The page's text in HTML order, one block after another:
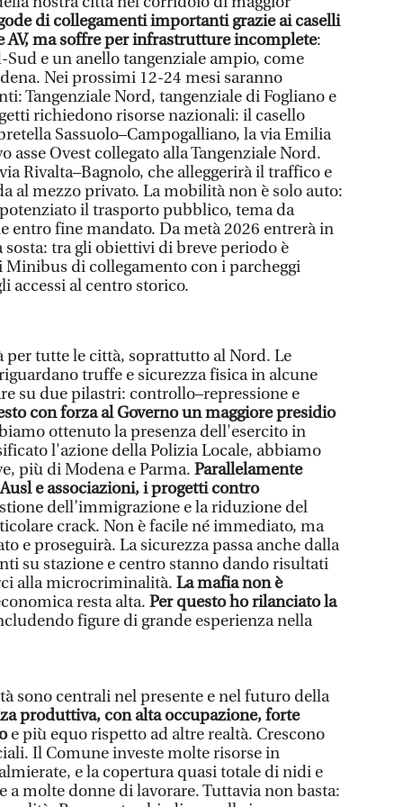
di collegamenti importanti grazie ai caselli
AV, ma soffre per infrastrutture incomplete:
e un anello tangenziale ampio, come
Nei prossimi 12-24 mesi saranno
Tangenziale Nord, tangenziale di Fogliano e
richiedono risorse nazionali: il casello
Sassuolo–Campogalliano, la via Emilia
asse Ovest collegato alla Tangenziale Nord.
Rivalta–Bagnolo, che alleggerirà il traffico e
al mezzo privato. La mobilità non è solo auto:
il trasporto pubblico, tema da
entro fine mandato. Da metà 2026 entrerà in
tra gli obiettivi di breve periodo è
di collegamento con i parcheggi
accessi al centro storico.
per tutte le città, soprattutto al Nord. Le
truffe e sicurezza fisica in alcune
su due pilastri: controllo–repressione e
con forza al Governo un maggiore presidio
ottenuto la presenza dell'esercito in
l'azione della Polizia Locale, abbiamo
più di Modena e Parma. Parallelamente
e associazioni, i progetti contro
dell’immigrazione e la riduzione del
crack. Non è facile né immediato, ma
e proseguirà. La sicurezza passa anche dalla
su stazione e centro stanno dando risultati
alla microcriminalità. La mafia non è
resta alta. Per questo ho rilanciato la
figure di grande esperienza nella
sono centrali nel presente e nel futuro della
produttiva, con alta occupazione, forte
e più equo rispetto ad altre realtà. Crescono
Il Comune investe molte risorse in
e la copertura quasi totale di nidi e
molte donne di lavorare. Tuttavia non basta: